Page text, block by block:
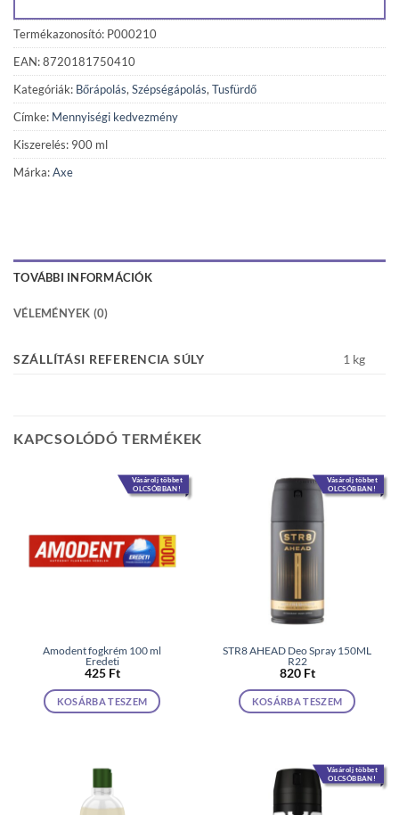
Termékazonosító: P000210
EAN: 8720181750410
Kategóriák: Bőrápolás, Szépségápolás, Tusfürdő
Címke: Mennyiségi kedvezmény
Kiszerelés: 900 ml
Márka:Axe
TOVÁBBI INFORMÁCIÓK
VÉLEMÉNYEK (0)
SZÁLLÍTÁSI REFERENCIA SÚLY 1 kg
KAPCSOLÓDÓ TERMÉKEK
Vásárolj többet
OLCSÓBBAN!
Amodent fogkrém 100 ml
Eredeti
425 Ft
KOSÁRBA TESZEM
Vásárolj többet
OLCSÓBBAN!
STR8 AHEAD Deo Spray 150ML
R22
820 Ft
KOSÁRBA TESZEM
Vásárolj többet
OLCSÓBBAN!